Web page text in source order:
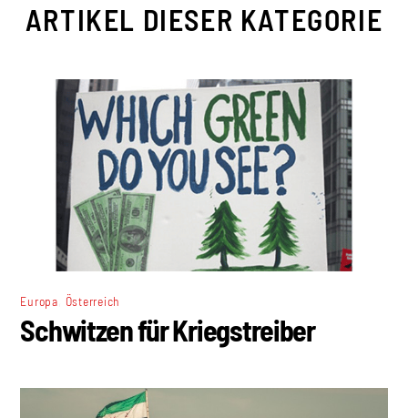
ARTIKEL DIESER KATEGORIE
Europa Österreich
Schwitzen für Kriegstreiber